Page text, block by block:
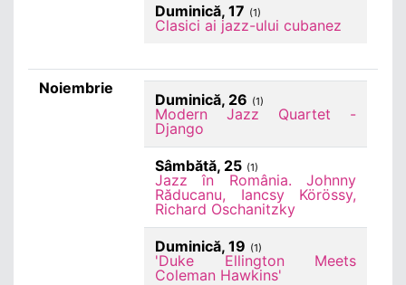
Duminică, 17 (1)
Clasici ai jazz-ului cubanez
Noiembrie
Duminică, 26 (1)
Modern Jazz Quartet -
Django
Sâmbătă, 25 (1)
Jazz în România. Johnny
Răducanu, Iancsy Körössy,
Richard Oschanitzky
Duminică, 19 (1)
'Duke Ellington Meets
Coleman Hawkins'